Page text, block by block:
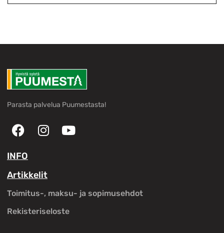
Parasta palvelua Puumestasta!
INFO
Artikkelit
Toimitus-, maksu- ja sopimusehdot
Rekisteriseloste